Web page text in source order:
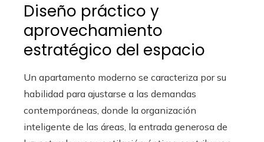
Diseño práctico y
aprovechamiento
estratégico del espacio
Un apartamento moderno se caracteriza por su
habilidad para ajustarse a las demandas
contemporáneas, donde la organización
inteligente de las áreas, la entrada generosa de